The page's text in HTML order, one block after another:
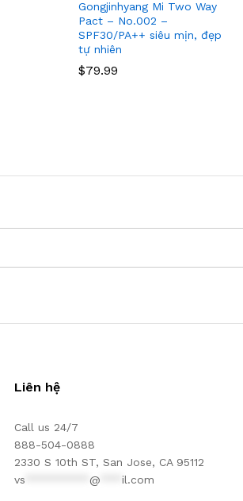
Gongjinhyang Mi Two Way
Pact – No.002 –
SPF30/PA++ siêu mịn, đẹp
tự nhiên
$79.99
Liên hệ
Call us 24/7
888-504-0888
2330 S 10th ST, San Jose, CA 95112
vs
@ il.com